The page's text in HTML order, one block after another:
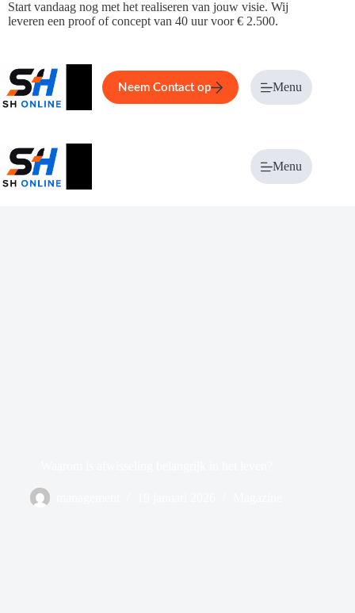
Ga
naar
Start vandaag nog met het realiseren van jouw visie. Wij
leveren een proof of concept van 40 uur voor € 2.500.
Home Service Over ons
Neem Contact op Menu
Menu